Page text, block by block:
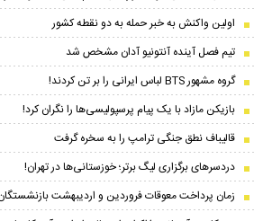
اولین واکنش به خبر حمله به دو نقطه کشور
تیم فصل آینده آنتونیو آدان مشخص شد
گروه مشهور BTS لباس ایرانی را بر تن کردند!
بازیکن مازاد با یک پیام پرسپولیسی‌ها را نگران کرد!
قالیباف نطق جنگی ترامپ را به سخره گرفت
دردسرهای برگزاری لیگ برتر؛ خوزستانی‌ها در تهران!
زمان پرداخت معوقات فروردین و اردیبهشت